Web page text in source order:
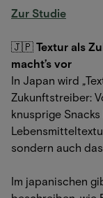
Zur Studie
🇯🇵 Textur als
macht’s vor
In Japan wird
Zukunftstreiber:
knusprige
sondern auch
Im japanischen